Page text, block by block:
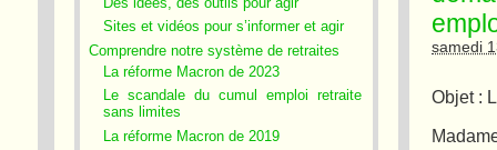
Sites et vidéos pour s’informer et agir
Comprendre notre système de retraites
La réforme Macron de 2023
Le scandale du cumul emploi retraite
sans limites
La réforme Macron de 2019
samedi
Objet :